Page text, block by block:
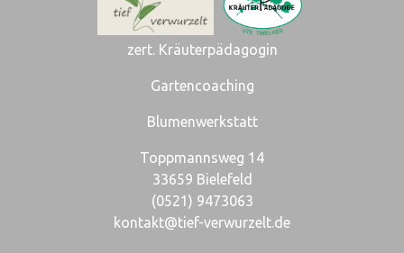
zert. Kräuterpädagogin
Gartencoaching
Blumenwerkstatt
Toppmannsweg 14
33659 Bielefeld
(0521) 9473063
kontakt@tief-verwurzelt.de